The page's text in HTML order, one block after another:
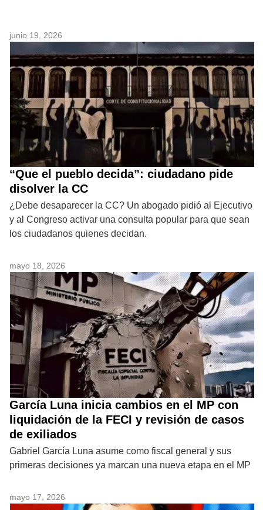
junio 19, 2026
“Que el pueblo decida”: ciudadano pide
disolver la CC
¿Debe desaparecer la CC? Un abogado pidió al Ejecutivo
y al Congreso activar una consulta popular para que sean
los ciudadanos quienes decidan.
mayo 18, 2026
García Luna inicia cambios en el MP con
liquidación de la FECI y revisión de casos
de exiliados
Gabriel García Luna asume como fiscal general y sus
primeras decisiones ya marcan una nueva etapa en el MP
mayo 17, 2026